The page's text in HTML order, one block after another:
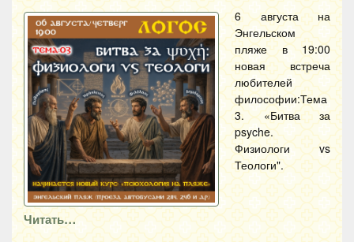
6 августа на
Энгельском
пляже в 19:00
новая встреча
любителей
философии:Тема
3. «Битва за
psyche.
Физиологи vs
Теологи".
Читать…